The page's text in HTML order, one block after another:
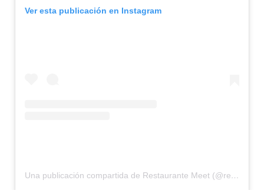
Ver esta publicación en Instagram
Una publicación compartida de Restaurante Meet (@restaurantemeet)